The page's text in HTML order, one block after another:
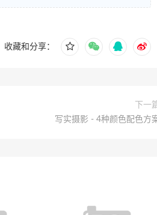
收藏和分享：
下一
写实摄影 - 4种颜色配色方